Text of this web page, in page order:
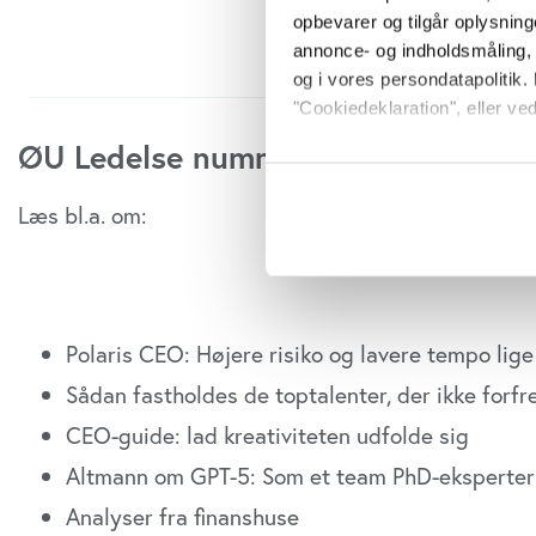
opbevarer og tilgår
annonce- og
og i vores
"Cookiedeklaration", eller
Hvis du tillader det, vil vi
Identificere din
vores trafik. Vi deler også
annonceringspartnere og
dem, eller som de har
anvende vores hjemmeside.
ØU Ledelse nummer 16/2025 er
Læs bl.a. om:
Polaris CEO: Højere risiko og lavere tempo
Sådan fastholdes de toptalenter, der ikke
CEO-guide: lad kreativiteten udfolde sig
Altmann om GPT-5: Som et team PhD-
Analyser fra finanshuse